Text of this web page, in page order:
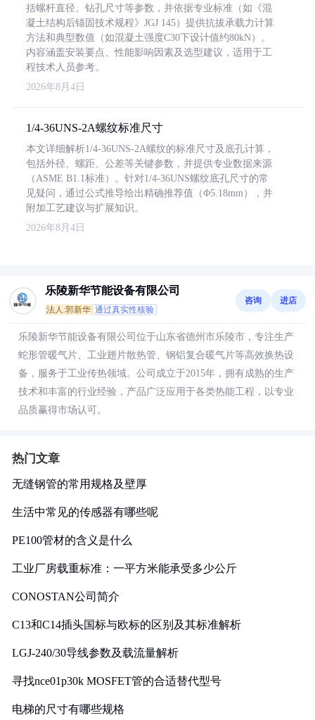
括螺杆直径、钻孔尺寸等参数，并依据专业标准（如《混
凝土结构后锚固技术规程》JGJ 145）提供抗拔承载力计算
方法和典型数值（如混凝土强度C30下设计值约80kN）。
内容涵盖安装要点、性能影响因素及选型建议，适用于工
程技术人员参考。
2026年8月4日
1/4-36UNS-2A螺纹标准尺寸
本文详细解析1/4-36UNS-2A螺纹的标准尺寸及底孔计算，
包括外径、螺距、公差等关键参数，并提供专业数据来源
（ASME B1.1标准）。针对1/4-36UNS螺纹底孔尺寸的常
见疑问，通过公式推导给出精确推荐值（Φ5.18mm），并
附加工艺建议与扩展知识。
2026年8月4日
乐陵新华节能设备有限公司
法人:郭新华 通过真实性核验
咨询 进店
乐陵新华节能设备有限公司位于山东省德州市乐陵市，专注生产
蛇形管暖气片、工业翅片散热管、钢铝复合暖气片等高效换热设
备，服务于工业传热领域。公司成立于2015年，拥有成熟的生产
技术和丰富的行业经验，产品广泛应用于各类热能工程，以专业
品质赢得市场认可。
热门文章
无缝钢管的常用规格及壁厚
生活中常见的传感器有哪些呢
PE100管材的含义是什么
工业厂房载重标准：一平方米能承受多少公斤
CONOSTAN公司简介
C13和C14插头国标与欧标的区别及其标准解析
LGJ-240/30导线参数及载流量解析
寻找nce01p30k MOSFET管的合适替代型号
电梯的尺寸有哪些规格